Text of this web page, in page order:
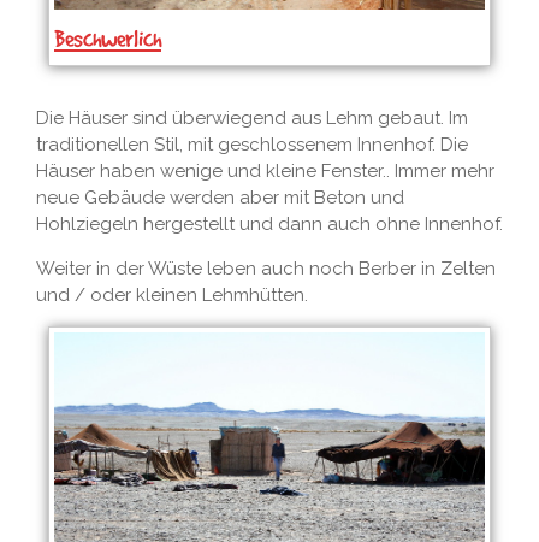
Beschwerlich
Die Häuser sind überwiegend aus Lehm gebaut. Im
traditionellen Stil, mit geschlossenem Innenhof. Die
Häuser haben wenige und kleine Fenster.. Immer mehr
neue Gebäude werden aber mit Beton und
Hohlziegeln hergestellt und dann auch ohne Innenhof.
Weiter in der Wüste leben auch noch Berber in Zelten
und / oder kleinen Lehmhütten.